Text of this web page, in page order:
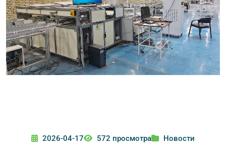
2026-04-17 572 просмотра Новости